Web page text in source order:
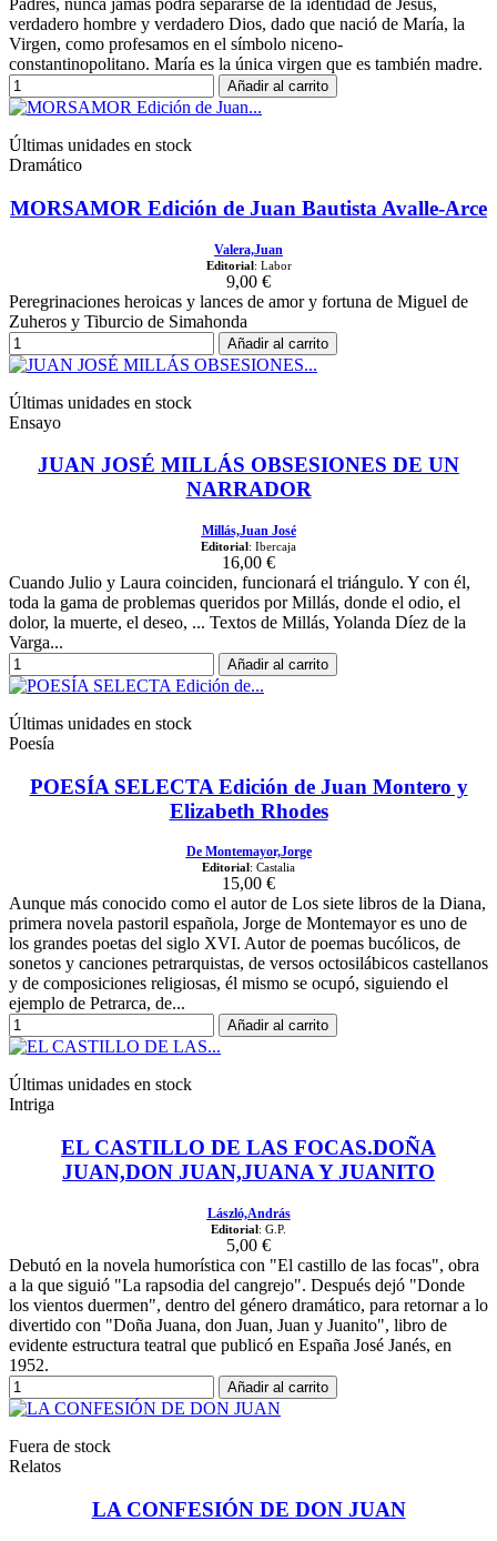
Padres, nunca jamás podrá separarse de la identidad de Jesús,
verdadero hombre y verdadero Dios, dado que nació de María, la
Virgen, como profesamos en el símbolo niceno-
constantinopolitano. María es la única virgen que es también madre.
Añadir al carrito
Últimas unidades en stock
Dramático
MORSAMOR Edición de Juan Bautista Avalle-Arce
Valera,Juan
Editorial: Labor
9,00 €
Peregrinaciones heroicas y lances de amor y fortuna de Miguel de
Zuheros y Tiburcio de Simahonda
Añadir al carrito
Últimas unidades en stock
Ensayo
JUAN JOSÉ MILLÁS OBSESIONES DE UN
NARRADOR
Millás,Juan José
Editorial: Ibercaja
16,00 €
Cuando Julio y Laura coinciden, funcionará el triángulo. Y con él,
toda la gama de problemas queridos por Millás, donde el odio, el
dolor, la muerte, el deseo, ... Textos de Millás, Yolanda Díez de la
Varga...
Añadir al carrito
Últimas unidades en stock
Poesía
POESÍA SELECTA Edición de Juan Montero y
Elizabeth Rhodes
De Montemayor,Jorge
Editorial: Castalia
15,00 €
Aunque más conocido como el autor de Los siete libros de la Diana,
primera novela pastoril española, Jorge de Montemayor es uno de
los grandes poetas del siglo XVI. Autor de poemas bucólicos, de
sonetos y canciones petrarquistas, de versos octosilábicos castellanos
y de composiciones religiosas, él mismo se ocupó, siguiendo el
ejemplo de Petrarca, de...
Añadir al carrito
Últimas unidades en stock
Intriga
EL CASTILLO DE LAS FOCAS.DOÑA
JUAN,DON JUAN,JUANA Y JUANITO
László,András
Editorial: G.P.
5,00 €
Debutó en la novela humorística con "El castillo de las focas", obra
a la que siguió "La rapsodia del cangrejo". Después dejó "Donde
los vientos duermen", dentro del género dramático, para retornar a lo
divertido con "Doña Juana, don Juan, Juan y Juanito", libro de
evidente estructura teatral que publicó en España José Janés, en
1952.
Añadir al carrito
Fuera de stock
Relatos
LA CONFESIÓN DE DON JUAN